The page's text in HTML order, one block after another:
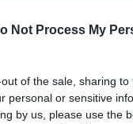
Not Process My
of the sale, sharing
personal or sensitive
by us, please use the